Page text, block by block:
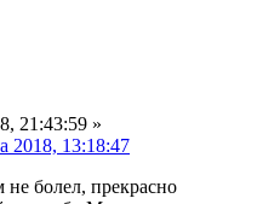
21:43:59 »
2018, 13:18:47
болел, прекрасно